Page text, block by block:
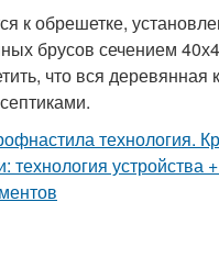
к обрешетке,
брусов сечением
что вся деревянная